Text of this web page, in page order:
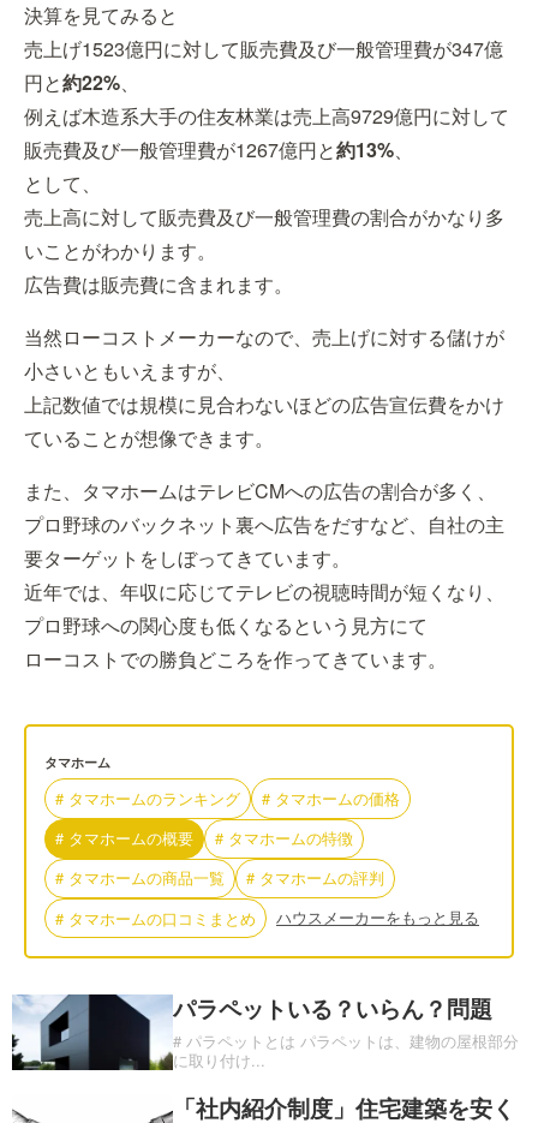
決算を見てみると
売上げ1523億円に対して販売費及び一般管理費が347億
円と約22%、
例えば木造系大手の住友林業は売上高9729億円に対して
販売費及び一般管理費が1267億円と約13%、
として、
売上高に対して販売費及び一般管理費の割合がかなり多
いことがわかります。
広告費は販売費に含まれます。
当然ローコストメーカーなので、売上げに対する儲けが
小さいともいえますが、
上記数値では規模に見合わないほどの広告宣伝費をかけ
ていることが想像できます。
また、タマホームはテレビCMへの広告の割合が多く、
プロ野球のバックネット裏へ広告をだすなど、自社の主
要ターゲットをしぼってきています。
近年では、年収に応じてテレビの視聴時間が短くなり、
プロ野球への関心度も低くなるという見方にて
ローコストでの勝負どころを作ってきています。
タマホーム
# タマホームのランキング # タマホームの価格
# タマホームの概要 # タマホームの特徴
# タマホームの商品一覧 # タマホームの評判
# タマホームの口コミまとめ ハウスメーカーをもっと見る
パラペットいる？いらん？問題
# パラペットとは パラペットは、建物の屋根部分
に取り付け...
「社内紹介制度」住宅建築を安く